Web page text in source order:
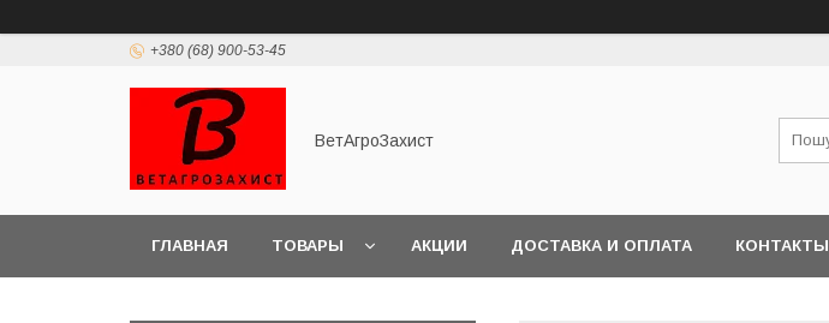
+380 (68) 900-53-45
ВетАгроЗахист
ГЛАВНАЯ ТОВАРЫ АКЦИИ ДОСТАВКА И ОПЛАТА КОНТАКТЫ